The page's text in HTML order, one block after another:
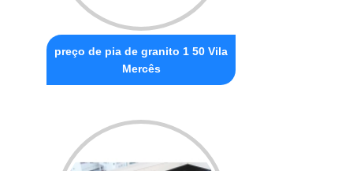
preço de pia de granito 1 50 Vila
Mercês